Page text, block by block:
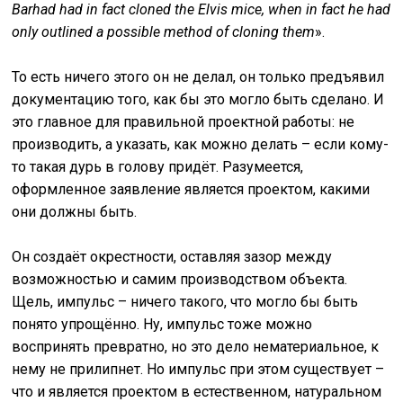
Barhad had in fact cloned the Elvis mice, when in fact he had
only outlined a possible method of cloning them».
То есть ничего этого он не делал, он только предъявил
документацию того, как бы это могло быть сделано. И
это главное для правильной проектной работы: не
производить, а указать, как можно делать – если кому-
то такая дурь в голову придёт. Разумеется,
оформленное заявление является проектом, какими
они должны быть.
Он создаёт окрестности, оставляя зазор между
возможностью и самим производством объекта.
Щель, импульс – ничего такого, что могло бы быть
понято упрощённо. Ну, импульс тоже можно
воспринять превратно, но это дело нематериальное, к
нему не прилипнет. Но импульс при этом существует –
что и является проектом в естественном, натуральном